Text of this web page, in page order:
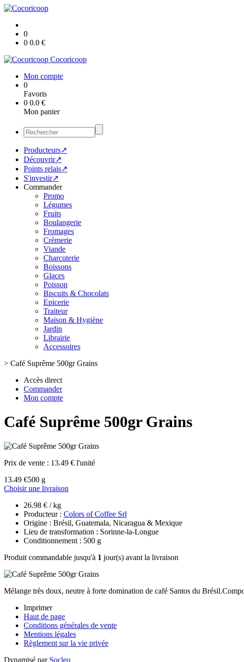
0
0 0.0 €
Cocoricoop
Mon compte
0
Favoris
0 0.0 €
Mon panier
Producteurs↗
Découvrir↗
Points relais↗
S'investir↗
Commander
Promo
Légumes
Fruits
Boulangerie
Fromages
Crèmerie
Viande
Charcuterie
Boissons
Glaces
Poisson
Biscuits & Chocolats
Epicerie
Traiteur
Maison & Hygiène
Jardin
Librairie
Accessoires
> Café Suprême 500gr Grains
Accès direct
Commander
Mon compte
Café Suprême 500gr Grains
Prix de vente : 13.49 € l'unité
13.49 €500 g
Choisir une livraison
26.98 € / kg
Producteur : Colors of Coffee Srl
Origine : Brésil, Guatemala, Nicaragua & Mexique
Lieu de transformation : Sorinne-la-Longue
Conditionnement : 500 g
Produit commandable jusqu'à 1 jour(s) avant la livraison
Mélange très doux, neutre à forte domination de café Santos du
Imprimer
Haut de page
Conditions générales de vente
Mentions légales
Règlement sur la vie privée
Dynamisé par Socleo